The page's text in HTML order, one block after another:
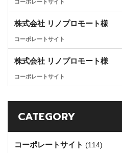
コーポレートサイト
株式会社 リノプロモート様
コーポレートサイト
株式会社 リノプロモート様
コーポレートサイト
CATEGORY
コーポレートサイト (114)